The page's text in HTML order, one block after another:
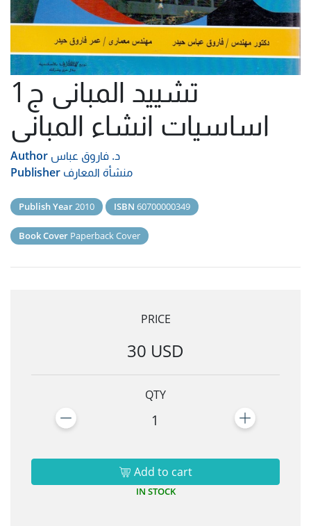
تشييد المبانى ج1
اساسيات انشاء المبانى
Author د. فاروق عباس
Publisher منشأة المعارف
Publish Year2010 ISBN 60700000349
Book Cover Paperback Cover
PRICE
30 USD
QTY
1
Add to cart
IN STOCK